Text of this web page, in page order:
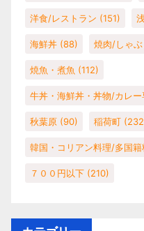
洋食/レストラン (151)
海鮮丼 (88) 焼肉/しゃ
焼魚・煮魚 (112)
牛丼・海鮮丼・丼物/カレー
秋葉原 (90) 稲荷町
韓国・コリアン料理/多国籍
７００円以下 (210)